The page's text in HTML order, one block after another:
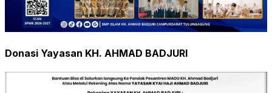
Donasi Yayasan KH. AHMAD BADJURI